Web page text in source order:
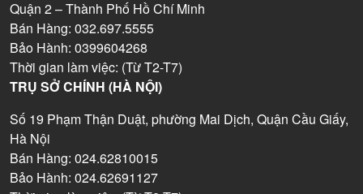
Quận 2 – Thành Phố Hồ Chí Minh
Bán Hàng: 032.697.5555
Bảo Hành: 0399604268
Thời gian làm việc: (Từ T2-T7)
TRỤ SỞ CHÍNH (HÀ NỘI)
Số 19 Phạm Thận Duật, phường Mai Dịch, Quận Cầu Giấy,
Hà Nội
Bán Hàng: 024.62810015
Bảo Hành: 024.62691127